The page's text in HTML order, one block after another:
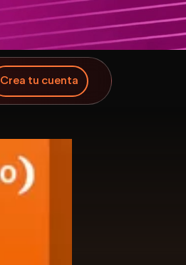
Crea tu cuenta